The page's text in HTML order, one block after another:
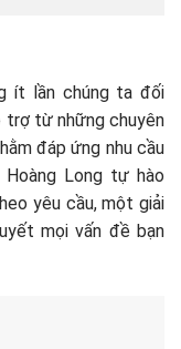
ít lần chúng ta đối
trợ từ những chuyên
đáp ứng nhu cầu
Long tự hào
yêu cầu, một giải
mọi vấn đề bạn